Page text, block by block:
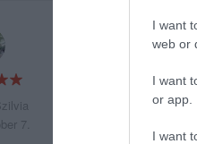
I want
web or
I want
or app.
I want
7.
Imádjuk a tortáikat.